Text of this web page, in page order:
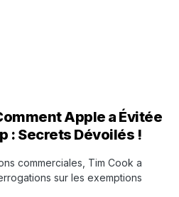
Apple a Évitée
: Secrets Dévoilés !
commerciales, Tim Cook a
sur les exemptions